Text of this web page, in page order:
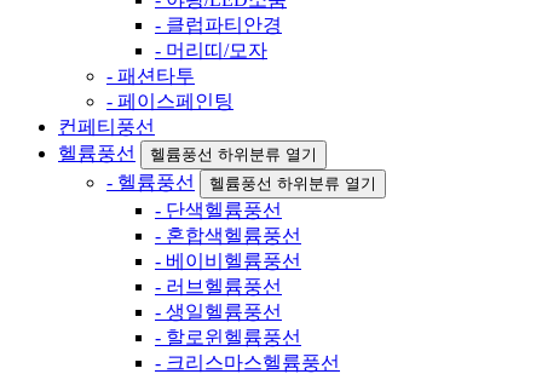
- 클럽파티안경
- 머리띠/모자
- 패션타투
- 페이스페인팅
컨페티풍선
헬륨풍선
헬륨풍선 하위분류 열기
- 헬륨풍선 헬륨풍선 하위분류 열기
- 단색헬륨풍선
- 혼합색헬륨풍선
- 베이비헬륨풍선
- 러브헬륨풍선
- 생일헬륨풍선
- 할로윈헬륨풍선
- 크리스마스헬륨풍선